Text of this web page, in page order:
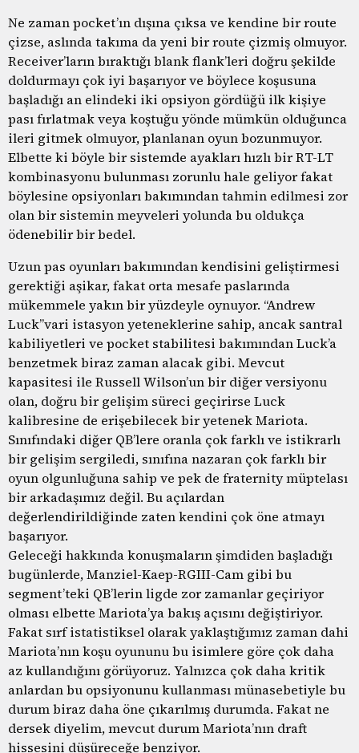
Ne zaman pocket’ın dışına çıksa ve kendine bir route
çizse, aslında takıma da yeni bir route çizmiş olmuyor.
Receiver’ların bıraktığı blank flank’leri doğru şekilde
doldurmayı çok iyi başarıyor ve böylece koşusuna
başladığı an elindeki iki opsiyon gördüğü ilk kişiye
pası fırlatmak veya koştuğu yönde mümkün olduğunca
ileri gitmek olmuyor, planlanan oyun bozunmuyor.
Elbette ki böyle bir sistemde ayakları hızlı bir RT-LT
kombinasyonu bulunması zorunlu hale geliyor fakat
böylesine opsiyonları bakımından tahmin edilmesi zor
olan bir sistemin meyveleri yolunda bu oldukça
ödenebilir bir bedel.
Uzun pas oyunları bakımından kendisini geliştirmesi
gerektiği aşikar, fakat orta mesafe paslarında
mükemmele yakın bir yüzdeyle oynuyor. “Andrew
Luck”vari istasyon yeteneklerine sahip, ancak santral
kabiliyetleri ve pocket stabilitesi bakımından Luck’a
benzetmek biraz zaman alacak gibi. Mevcut
kapasitesi ile Russell Wilson’un bir diğer versiyonu
olan, doğru bir gelişim süreci geçirirse Luck
kalibresine de erişebilecek bir yetenek Mariota.
Sınıfındaki diğer QB’lere oranla çok farklı ve istikrarlı
bir gelişim sergiledi, sınıfına nazaran çok farklı bir
oyun olgunluğuna sahip ve pek de fraternity müptelası
bir arkadaşımız değil. Bu açılardan
değerlendirildiğinde zaten kendini çok öne atmayı
başarıyor.
Geleceği hakkında konuşmaların şimdiden başladığı
bugünlerde, Manziel-Kaep-RGIII-Cam gibi bu
segment’teki QB’lerin ligde zor zamanlar geçiriyor
olması elbette Mariota’ya bakış açısını değiştiriyor.
Fakat sırf istatistiksel olarak yaklaştığımız zaman dahi
Mariota’nın koşu oyununu bu isimlere göre çok daha
az kullandığını görüyoruz. Yalnızca çok daha kritik
anlardan bu opsiyonunu kullanması münasebetiyle bu
durum biraz daha öne çıkarılmış durumda. Fakat ne
dersek diyelim, mevcut durum Mariota’nın draft
hissesini düşüreceğe benziyor.